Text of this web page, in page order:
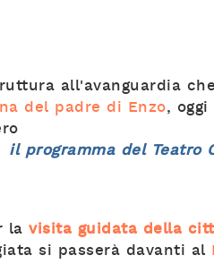
all'avanguardia
del padre di Enzo,
il programma del Teatro
la visita guidata della
si passerà davanti al